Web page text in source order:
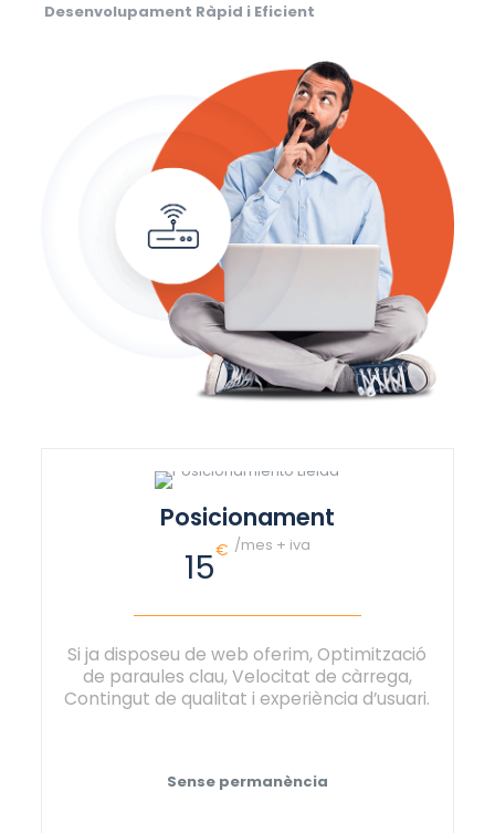
Desenvolupament Ràpid i Eficient
Posicionament
15€ /mes + iva
Si ja disposeu de web oferim, Optimització
de paraules clau, Velocitat de càrrega,
Contingut de qualitat i experiència d’usuari.
Sense permanència